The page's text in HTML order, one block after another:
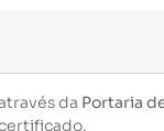
da Portaria